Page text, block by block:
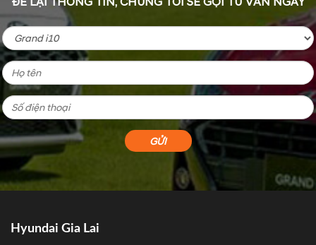
Hyundai Gia Lai